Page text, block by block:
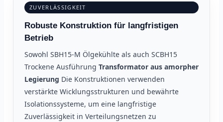
ZUVERLÄSSIGKEIT
Robuste Konstruktion für langfristigen
Betrieb
Sowohl SBH15-M Ölgekühlte als auch SCBH15
Trockene Ausführung Transformator aus amorpher
Legierung Die Konstruktionen verwenden
verstärkte Wicklungsstrukturen und bewährte
Isolationssysteme, um eine langfristige
Zuverlässigkeit in Verteilungsnetzen zu